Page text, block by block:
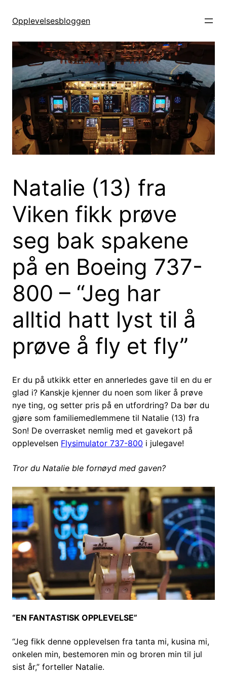
Opplevelsesbloggen
Natalie (13) fra
Viken fikk prøve
seg bak spakene
på en Boeing 737-
800 – “Jeg har
alltid hatt lyst til å
prøve å fly et fly”
Er du på utkikk etter en annerledes gave til en du er
glad i? Kanskje kjenner du noen som liker å prøve
nye ting, og setter pris på en utfordring? Da bør du
gjøre som familiemedlemmene til Natalie (13) fra
Son! De overrasket nemlig med et gavekort på
opplevelsen Flysimulator 737-800 i julegave!
Tror du Natalie ble fornøyd med gaven?
“EN FANTASTISK OPPLEVELSE”
“Jeg fikk denne opplevelsen fra tanta mi, kusina mi,
onkelen min, bestemoren min og broren min til jul
sist år,” forteller Natalie.